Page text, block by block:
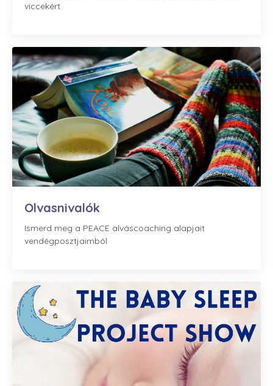
viccekért
Olvasnivalók
Ismerd meg a PEACE alváscoaching alapjait
vendégposztjaimból